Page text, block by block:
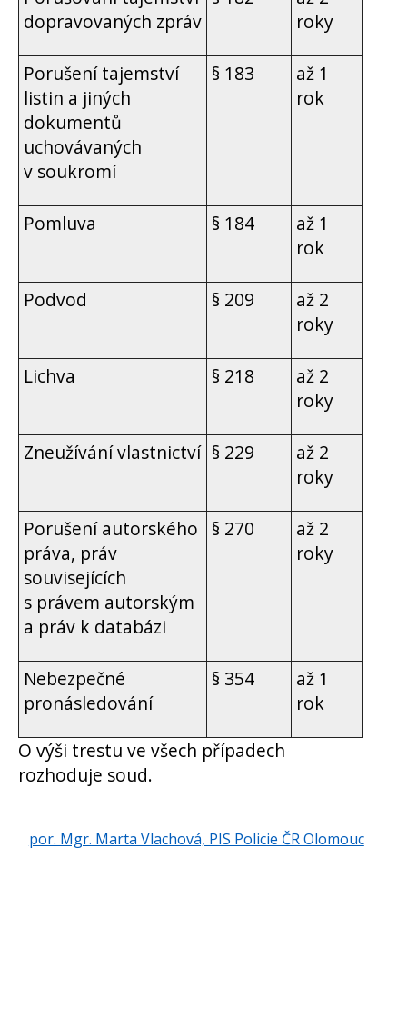
dopravovaných zpráv
roky
Porušení tajemství
listin a jiných
dokumentů
uchovávaných
v soukromí
§ 183
až 1
rok
Pomluva § 184
až 1
rok
Podvod § 209
až 2
roky
Lichva § 218
až 2
roky
Zneužívání vlastnictví § 229
až 2
roky
Porušení autorského
práva, práv
souvisejících
s právem autorským
a práv k databázi
§ 270
až 2
roky
Nebezpečné
pronásledování
§ 354
až 1
rok
O výši trestu ve všech případech
rozhoduje soud.
por. Mgr. Marta Vlachová, PIS Policie ČR Olomouc